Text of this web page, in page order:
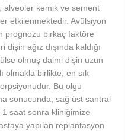
alveoler kemik ve sement
etkilenmektedir. Avülsiyon
prognozu birkaç faktöre
ağız dışında kaldığı
olmuş daimi dişin uzun
olmakla birlikte, en sık
Bu olgu
sonucunda, sağ üst santral
saat sonra kliniğimize
yapılan replantasyon